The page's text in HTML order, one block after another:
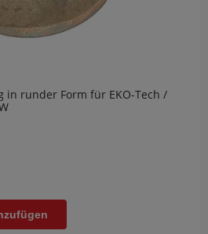
in runder Form für EKO-Tech /